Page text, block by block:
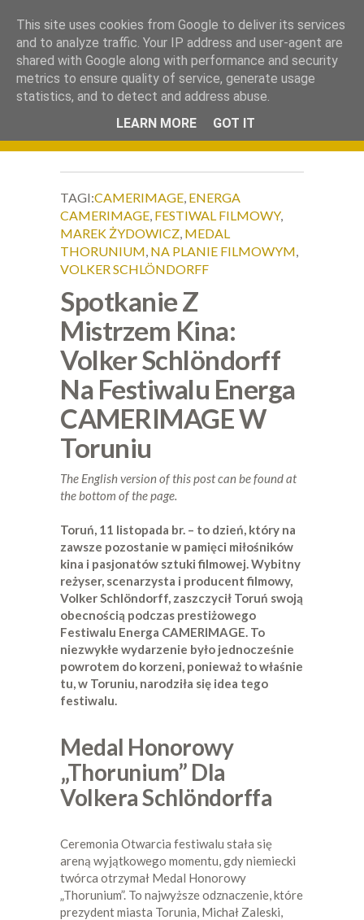
Okiem Obiektywu.
TAGI:CAMERIMAGE, ENERGA
CAMERIMAGE, FESTIWAL FILMOWY,
MAREK ŻYDOWICZ, MEDAL
THORUNIUM, NA PLANIE FILMOWYM,
VOLKER SCHLÖNDORFF
Spotkanie Z
Mistrzem Kina:
Volker Schlöndorff
Na Festiwalu Energa
CAMERIMAGE W
Toruniu
The English version of this post can be found at
the bottom of the page.
Toruń, 11 listopada br. – to dzień, który na
zawsze pozostanie w pamięci miłośników
kina i pasjonatów sztuki filmowej. Wybitny
reżyser, scenarzysta i producent filmowy,
Volker Schlöndorff, zaszczycił Toruń swoją
obecnością podczas prestiżowego
Festiwalu Energa CAMERIMAGE. To
niezwykłe wydarzenie było jednocześnie
powrotem do korzeni, ponieważ to właśnie
tu, w Toruniu, narodziła się idea tego
festiwalu.
Medal Honorowy
„Thorunium” Dla
Volkera Schlöndorffa
Ceremonia Otwarcia festiwalu stała się
areną wyjątkowego momentu, gdy niemiecki
twórca otrzymał Medal Honorowy
„Thorunium”. To najwyższe odznaczenie, które
prezydent miasta Torunia, Michał Zaleski,
This site uses cookies from Google to deliver its services
and to analyze traffic. Your IP address and user-agent are
shared with Google along with performance and security
metrics to ensure quality of service, generate usage
statistics, and to detect and address abuse.
LEARN MORE
GOT IT